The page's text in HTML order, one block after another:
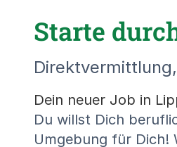
Starte
Dein neuer Job in
Du willst Dich
Umgebung für Dich!